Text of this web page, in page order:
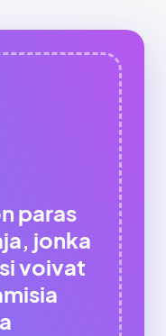
paras
jonka
voivat